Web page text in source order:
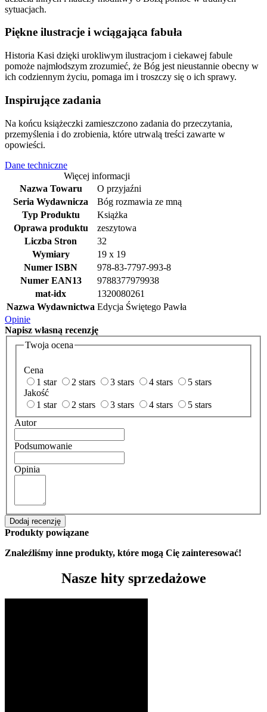
sytuacjach.
Piękne ilustracje i wciągająca fabuła
Historia Kasi dzięki urokliwym ilustracjom i ciekawej fabule
pomoże najmłodszym zrozumieć, że Bóg jest nieustannie obecny w
ich codziennym życiu, pomaga im i troszczy się o ich sprawy.
Inspirujące zadania
Na końcu książeczki zamieszczono zadania do przeczytania,
przemyślenia i do zrobienia, które utrwalą treści zawarte w
opowieści.
Dane techniczne
Więcej informacji
Nazwa Towaru
O przyjaźni
Seria Wydawnicza
Bóg rozmawia ze mną
Typ Produktu
Książka
Oprawa produktu
zeszytowa
Liczba Stron
32
Wymiary
19 x 19
Numer ISBN
978-83-7797-993-8
Numer EAN13
9788377979938
mat-idx
1320080261
Nazwa Wydawnictwa Edycja Świętego Pawła
Opinie
Napisz własną recenzję
Twoja ocena
Cena
1 star
2 stars 3 stars 4 stars
5 stars
Jakość
1 star
2 stars 3 stars 4 stars
5 stars
Autor
Podsumowanie
Opinia
Dodaj recenzję
Produkty powiązane
Znaleźliśmy inne produkty, które mogą Cię zainteresować!
Nasze hity sprzedażowe